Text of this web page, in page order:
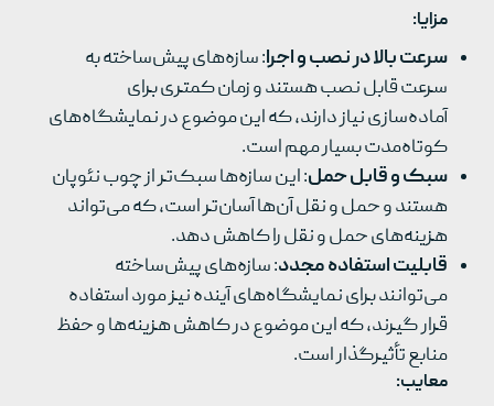
مزایا:
سرعت بالا در نصب و اجرا: سازه‌های پیش‌ساخته به
سرعت قابل نصب هستند و زمان کمتری برای
آماده‌سازی نیاز دارند، که این موضوع در نمایشگاه‌های
کوتاه‌مدت بسیار مهم است.
سبک و قابل حمل: این سازه‌ها سبک‌تر از چوب نئوپان
هستند و حمل و نقل آن‌ها آسان‌تر است، که می‌تواند
هزینه‌های حمل و نقل را کاهش دهد.
قابلیت استفاده مجدد: سازه‌های پیش‌ساخته
می‌توانند برای نمایشگاه‌های آینده نیز مورد استفاده
قرار گیرند، که این موضوع در کاهش هزینه‌ها و حفظ
منابع تأثیرگذار است.
معایب: